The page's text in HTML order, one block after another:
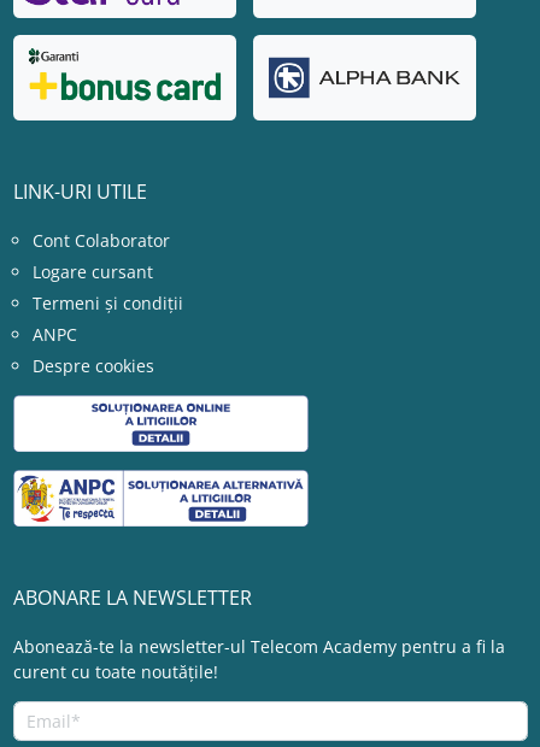
LINK-URI UTILE
Cont Colaborator
Logare cursant
Termeni și condiții
ANPC
Despre cookies
ABONARE LA NEWSLETTER
Abonează-te la newsletter-ul Telecom Academy pentru a fi la
curent cu toate noutățile!